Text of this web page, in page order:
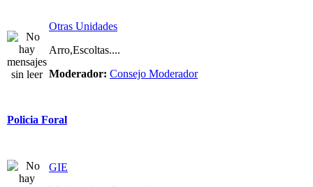
Otras Unidades
Arro,Escoltas....
Moderador: Consejo Moderador
Policia Foral
GIE